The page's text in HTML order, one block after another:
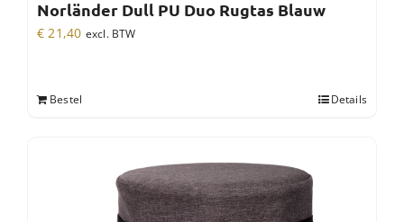
Norländer Dull PU Duo Rugtas Blauw
€ 21,40 excl. BTW
Bestel Details